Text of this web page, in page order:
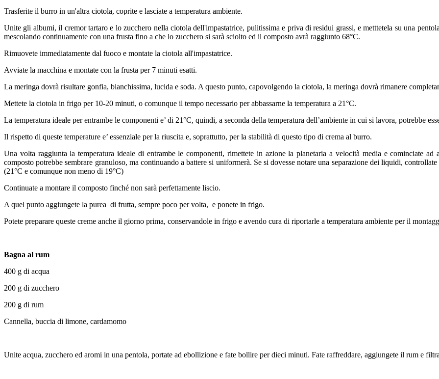
Trasferite il burro in un'altra ciotola, coprite e lasciate a temperatura ambiente.
Unite gli albumi, il cremor tartaro e lo zucchero nella ciotola dell'impastatrice, pulitissima e priva di residui grassi, e metttetela su una
mescolando continuamente con una frusta fino a che lo zucchero si sarà sciolto ed il composto avrà raggiunto 68°C.
Rimuovete immediatamente dal fuoco e montate la ciotola all'impastatrice.
Avviate la macchina e montate con la frusta per 7 minuti esatti.
La meringa dovrà risultare gonfia, bianchissima, lucida e soda. A questo punto, capovolgendo la ciotola, la meringa dovrà rimanere
Mettete la ciotola in frigo per 10-20 minuti, o comunque il tempo necessario per abbassarne la temperatura a 21°C.
La temperatura ideale per entrambe le componenti e’ di 21°C, quindi, a seconda della temperatura dell’ambiente in cui si lavora, potrebbe
Il rispetto di queste temperature e’ essenziale per la riuscita e, soprattutto, per la stabilità di questo tipo di crema al burro.
Una volta raggiunta la temperatura ideale di entrambe le componenti, rimettete in azione la planetaria a velocità media e cominciate
composto potrebbe sembrare granuloso, ma continuando a battere si uniformerà. Se si dovesse notare una separazione dei liquidi,
(21°C e comunque non meno di 19°C)
Continuate a montare il composto finché non sarà perfettamente liscio.
A quel punto aggiungete la purea di frutta, sempre poco per volta, e ponete in frigo.
Potete preparare queste creme anche il giorno prima, conservandole in frigo e avendo cura di riportarle a temperatura ambiente per il
Bagna al rum
400 g di acqua
200 g di zucchero
200 g di rum
Cannella, buccia di limone, cardamomo
Unite acqua, zucchero ed aromi in una pentola, portate ad ebollizione e fate bollire per dieci minuti. Fate raffreddare, aggiungete il rum e